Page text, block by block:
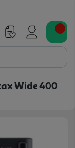
Wide 400